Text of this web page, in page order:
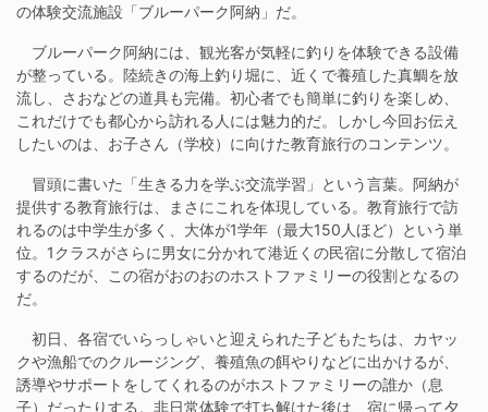
の体験交流施設「ブルーパーク阿納」だ。
ブルーパーク阿納には、観光客が気軽に釣りを体験できる設備
が整っている。陸続きの海上釣り堀に、近くで養殖した真鯛を放
流し、さおなどの道具も完備。初心者でも簡単に釣りを楽しめ、
これだけでも都心から訪れる人には魅力的だ。しかし今回お伝え
したいのは、お子さん（学校）に向けた教育旅行のコンテンツ。
冒頭に書いた「生きる力を学ぶ交流学習」という言葉。阿納が
提供する教育旅行は、まさにこれを体現している。教育旅行で訪
れるのは中学生が多く、大体が1学年（最大150人ほど）という単
位。1クラスがさらに男女に分かれて港近くの民宿に分散して宿泊
するのだが、この宿がおのおのホストファミリーの役割となるの
だ。
初日、各宿でいらっしゃいと迎えられた子どもたちは、カヤッ
クや漁船でのクルージング、養殖魚の餌やりなどに出かけるが、
誘導やサポートをしてくれるのがホストファミリーの誰か（息
子）だったりする。非日常体験で打ち解けた後は、宿に帰って夕